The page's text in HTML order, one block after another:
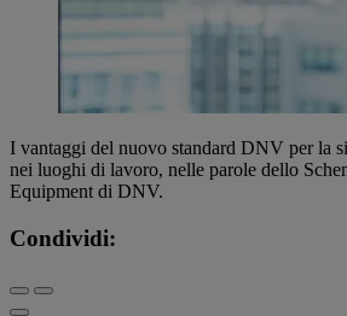
I vantaggi del nuovo standard DNV per la
nei luoghi di lavoro, nelle parole dello
Equipment di DNV.
Condividi: